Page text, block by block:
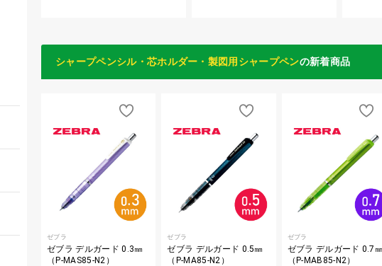
シャープペンシル・芯ホルダー・製図用シャープペンの新着商品
ゼブラ
ゼブラ デルガード 0.3㎜
（P-MAS85-N2）
ゼブラ
ゼブラ デルガード 0.5㎜
（P-MA85-N2）
ゼブラ
ゼブラ デルガード 0.7
（P-MAB85-N2）